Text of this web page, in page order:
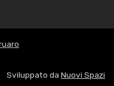
Sviluppato da Nuovi Spazi